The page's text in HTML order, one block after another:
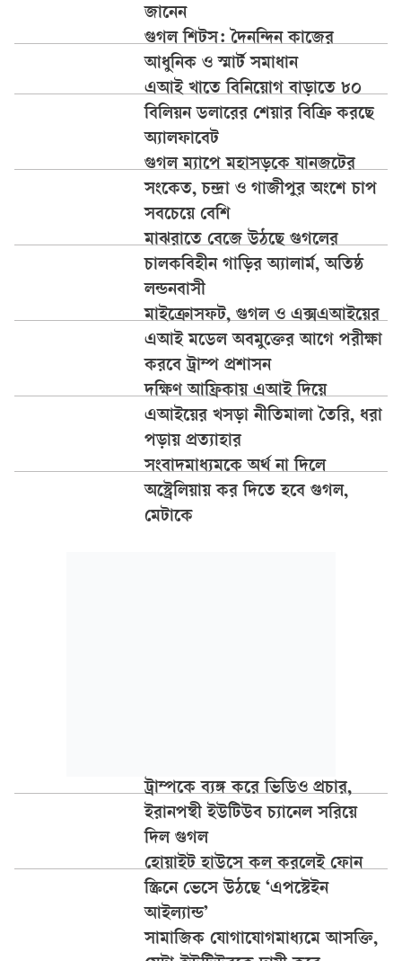
জানেন
গুগল শিটস: দৈনন্দিন কাজের
আধুনিক ও স্মার্ট সমাধান
এআই খাতে বিনিয়োগ বাড়াতে ৮০
বিলিয়ন ডলারের শেয়ার বিক্রি করছে
অ্যালফাবেট
গুগল ম্যাপে মহাসড়কে যানজটের
সংকেত, চন্দ্রা ও গাজীপুর অংশে চাপ
সবচেয়ে বেশি
মাঝরাতে বেজে উঠছে গুগলের
চালকবিহীন গাড়ির অ্যালার্ম, অতিষ্ঠ
লন্ডনবাসী
মাইক্রোসফট, গুগল ও এক্সএআইয়ের
এআই মডেল অবমুক্তের আগে পরীক্ষা
করবে ট্রাম্প প্রশাসন
দক্ষিণ আফ্রিকায় এআই দিয়ে
এআইয়ের খসড়া নীতিমালা তৈরি, ধরা
পড়ায় প্রত্যাহার
সংবাদমাধ্যমকে অর্থ না দিলে
অস্ট্রেলিয়ায় কর দিতে হবে গুগল,
মেটাকে
ট্রাম্পকে ব্যঙ্গ করে ভিডিও প্রচার,
ইরানপন্থী ইউটিউব চ্যানেল সরিয়ে
দিল গুগল
হোয়াইট হাউসে কল করলেই ফোন
স্ক্রিনে ভেসে উঠছে ‘এপস্টেইন
আইল্যান্ড’
সামাজিক যোগাযোগমাধ্যমে আসক্তি,